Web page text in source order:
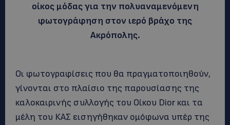
οίκος μόδας για την πολυαναμενόμενη
φωτογράφηση στον ιερό βράχο της
Ακρόπολης.
Οι φωτογραφίσεις που θα πραγματοποιηθούν,
γίνονται στο πλαίσιο της παρουσίασης της
καλοκαιρινής συλλογής του Οίκου Dior και τα
μέλη του ΚΑΣ εισηγήθηκαν ομόφωνα υπέρ της